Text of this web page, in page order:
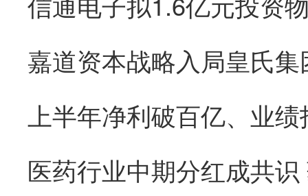
医药行业中期分红成共